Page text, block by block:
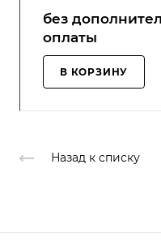
без
оплаты
В КОРЗИНУ
Назад к списку